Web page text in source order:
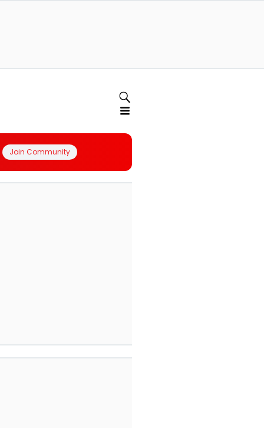
Join Community